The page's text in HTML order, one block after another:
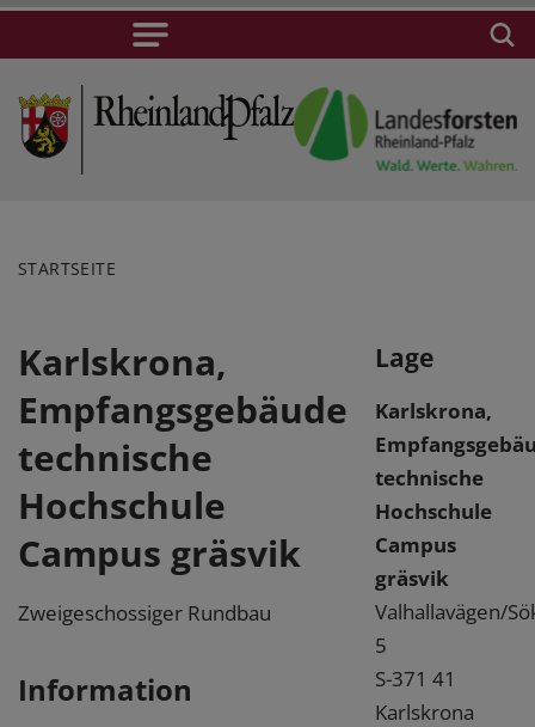
STARTSEITE
Karlskrona,
Empfangsgebäude
technische
Hochschule
Campus gräsvik
Zweigeschossiger Rundbau
Information
Lage
Karlskrona,
technische
Hochschule
Campus
gräsvik
Valhallavägen/
5
S-371 41
Karlskrona